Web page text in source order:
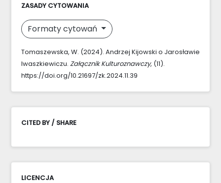
ZASADY CYTOWANIA
Formaty cytowań
Tomaszewska, W. (2024). Andrzej Kijowski o Jarosławie
Iwaszkiewiczu. Załącznik Kulturoznawczy, (11).
https://doi.org/10.21697/zk.2024.11.39
CITED BY / SHARE
LICENCJA